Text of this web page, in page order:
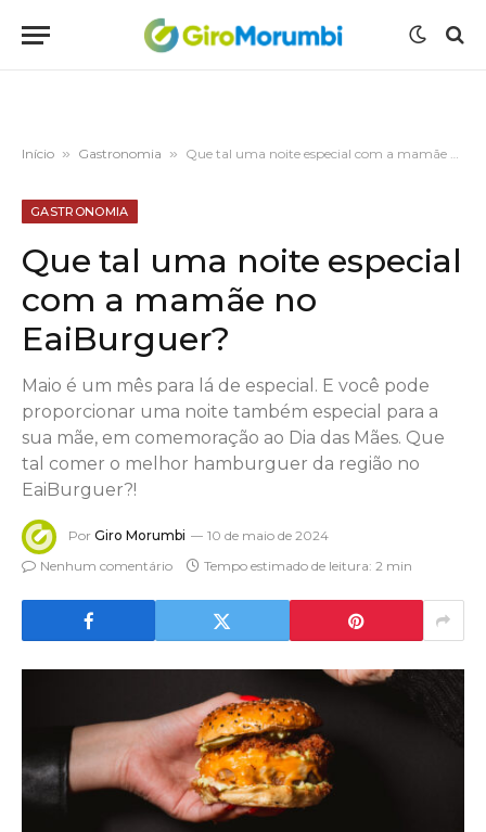
Início » Gastronomia » Que tal uma noite especial com a mamãe no EaiBurguer?
GASTRONOMIA
Que tal uma noite especial
com a mamãe no
EaiBurguer?
Maio é um mês para lá de especial. E você pode
proporcionar uma noite também especial para a
sua mãe, em comemoração ao Dia das Mães. Que
tal comer o melhor hamburguer da região no
EaiBurguer?!
Por Giro Morumbi
10 de maio de 2024
Nenhum comentário
Tempo estimado de leitura: 2 min